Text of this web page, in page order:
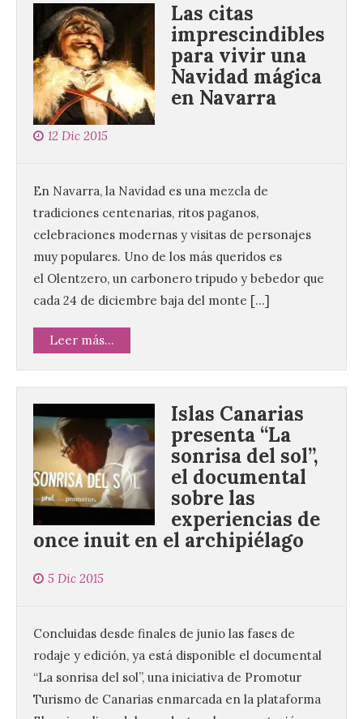
Las citas
imprescindibles
para vivir una
Navidad mágica
en Navarra
12 Dic 2015
En Navarra, la Navidad es una mezcla de
tradiciones centenarias, ritos paganos,
celebraciones modernas y visitas de personajes
muy populares. Uno de los más queridos es
el Olentzero, un carbonero tripudo y bebedor que
cada 24 de diciembre baja del monte […]
Leer más...
Islas Canarias
presenta “La
sonrisa del sol”,
el documental
sobre las
experiencias de
once inuit en el archipiélago
5 Dic 2015
Concluidas desde finales de junio las fases de
rodaje y edición, ya está disponible el documental
“La sonrisa del sol”, una iniciativa de Promotur
Turismo de Canarias enmarcada en la plataforma